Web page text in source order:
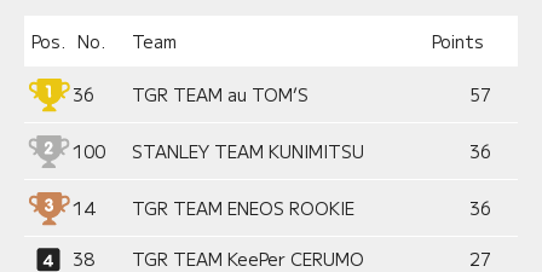
Pos. No. Team Points
36 TGR TEAM au TOM’S 57
100 STANLEY TEAM KUNIMITSU 36
14 TGR TEAM ENEOS ROOKIE 36
38 TGR TEAM KeePer CERUMO
27